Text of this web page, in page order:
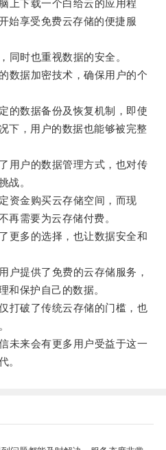
下载一个白给云的应用程
始享受免费云存储的便捷服
时也重视数据的安全。
据加密技术，确保用户的个
数据备份及恢复机制，即使
下，用户的数据也能够被完整
户的数据管理方式，也对传
战。
金购买云存储空间，而现
再需要为云存储付费。
多的选择，也让数据安全和
提供了免费的云存储服务，
和保护自己的数据。
破了传统云存储的门槛，也
来会有更多用户受益于这一
。